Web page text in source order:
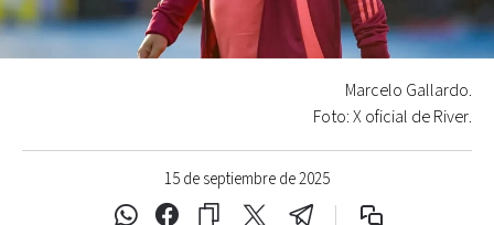
15 de septiembre de 2025
Marcelo Gallardo.
Foto: X oficial de River.